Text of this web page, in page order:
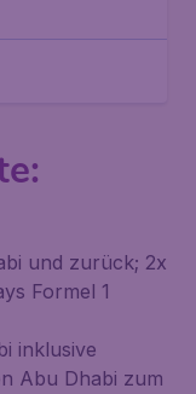
und zurück; 2x
Formel 1
inklusive
Abu Dhabi zum